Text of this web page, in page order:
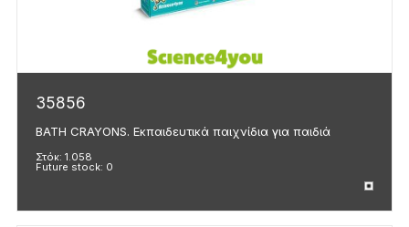
35856
BATH CRAYONS. Εκπαιδευτικά παιχνίδια για παιδιά
Στόκ: 1.058
Future stock: 0